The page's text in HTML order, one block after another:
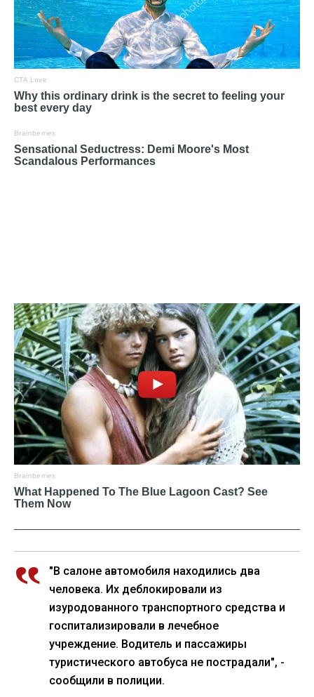
"В салоне автомобиля находились два
человека. Их деблокировали из
изуродованного транспортного средства и
госпитализировали в лечебное
учреждение. Водитель и пассажиры
туристического автобуса не пострадали", -
сообщили в полиции.